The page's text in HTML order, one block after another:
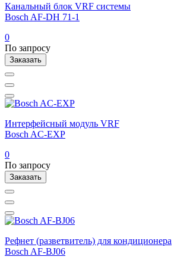
Канальный блок VRF системы
Bosch AF-DH 71-1
0
По запросу
Заказать
Интерфейсный модуль VRF
Bosch AC-EXP
0
По запросу
Заказать
Рефнет (разветвитель) для кондиционера
Bosch AF-BJ06